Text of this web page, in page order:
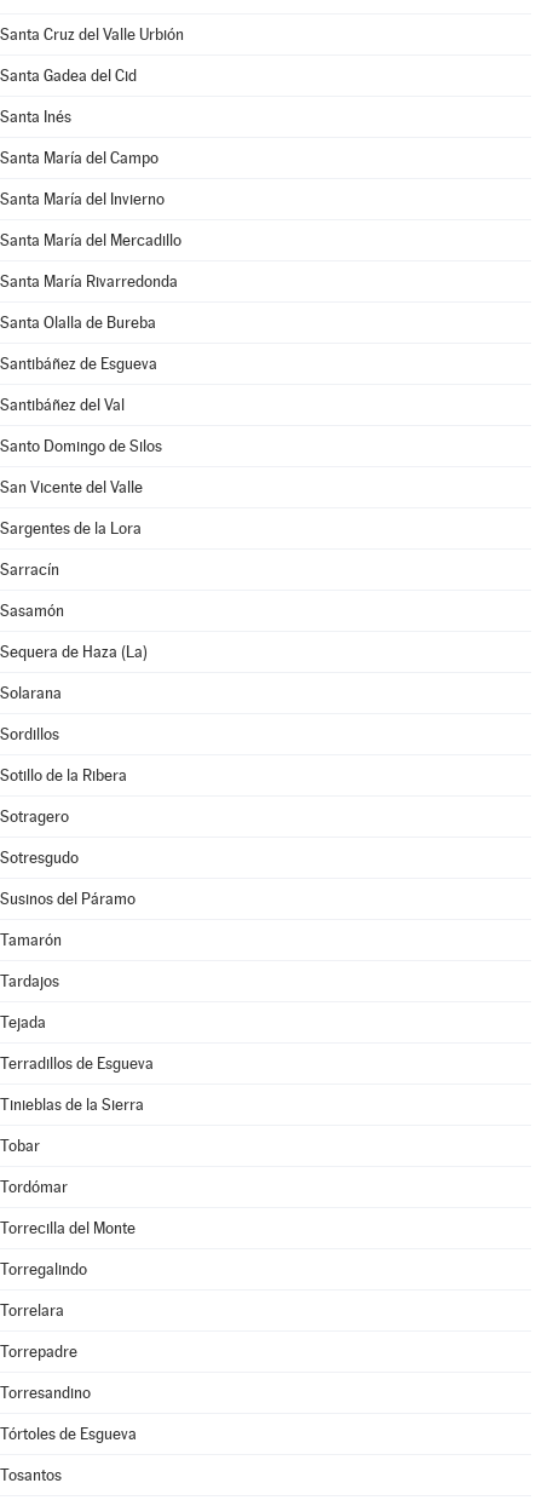
Santa Cruz del Valle Urbión
Santa Gadea del Cid
Santa Inés
Santa María del Campo
Santa María del Invierno
Santa María del Mercadillo
Santa María Rivarredonda
Santa Olalla de Bureba
Santibáñez de Esgueva
Santibáñez del Val
Santo Domingo de Silos
San Vicente del Valle
Sargentes de la Lora
Sarracín
Sasamón
Sequera de Haza (La)
Solarana
Sordillos
Sotillo de la Ribera
Sotragero
Sotresgudo
Susinos del Páramo
Tamarón
Tardajos
Tejada
Terradillos de Esgueva
Tinieblas de la Sierra
Tobar
Tordómar
Torrecilla del Monte
Torregalindo
Torrelara
Torrepadre
Torresandino
Tórtoles de Esgueva
Tosantos